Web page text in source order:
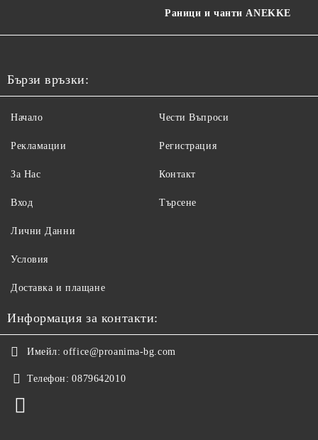
Раници и чанти ANEKKE
Бързи връзки:
Начало
Рекламации
За Нас
Вход
Чести Въпроси
Регистрация
Контакт
Търсене
Лични Данни
Условия
Доставка и плащане
Информация за контакти:
Имейл: office@proanima-bg.com
Телефон: 0879642010